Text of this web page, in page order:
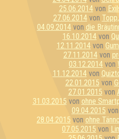
25.06.2014von
27.06.2014von
04.09.2014von die
16.10.2014 von
12.11.2014 von
27.11.2014von
03.12.2014 von
11.12.2014von
22.01.2015 von
27.01.2015 von
31.03.2015 von ohne
09.04.2015 von
28.04.2015 von ohne
07.05.2015 von